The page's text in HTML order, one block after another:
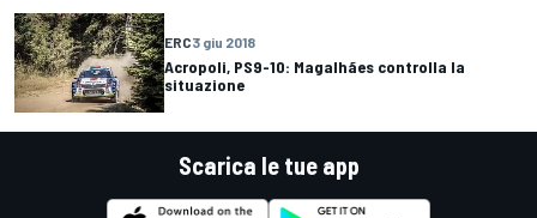
ERC3 giu 2018
Acropoli, PS9-10: Magalhães controlla la
situazione
Scarica le tue app